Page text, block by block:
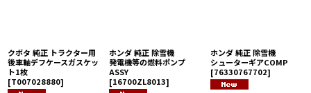
クボタ 純正 トラクター用
後車軸デフケースガスケッ
ト1枚
[T007028880]
ホンダ 純正 除雪機
発電機等の燃料ポンプ
ASSY
[16700ZL8013]
ホンダ 純正 除雪機
シューターギアCOMP
[76330767702]